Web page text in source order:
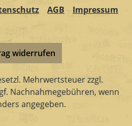
AGB Impressum
widerrufen
Mehrwertsteuer zzgl.
Nachnahmegebühren, wenn
angegeben.